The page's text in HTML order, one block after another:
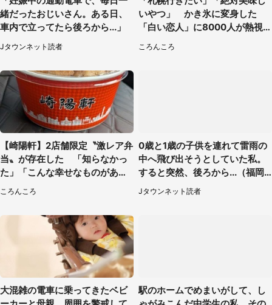
緒だったおじいさん。ある日、
車内で立ってたら後ろから...」
Jタウンネット読者
いやつ」 かき氷に変身した
「白い恋人」に8000人が熱視
ころんころ
【崎陽軒】2店舗限定〝激レア弁
当〟が存在した 「知らなかっ
た」「こんな幸せなものがあっ
ころんころ
0歳と1歳の子供を連れて雷雨の
中へ飛び出そうとしていた私。
すると突然、後ろから...（福岡
県・30代女性）
Jタウンネット読者
大混雑の電車に乗ってきたベビ
駅のホームでめまいがして、し